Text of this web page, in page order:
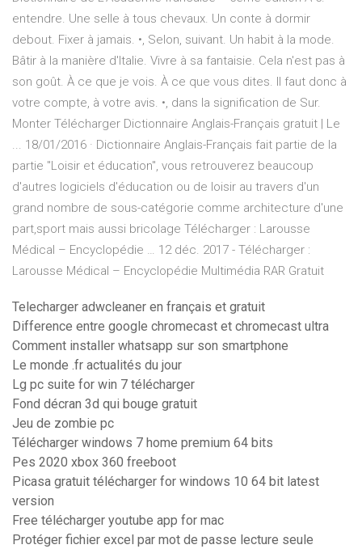
entendre. Une selle à tous chevaux. Un conte à dormir
debout. Fixer à jamais. •, Selon, suivant. Un habit à la mode.
Bâtir à la manière d'Italie. Vivre à sa fantaisie. Cela n'est pas à
son goût. À ce que je vois. À ce que vous dites. Il faut donc à
votre compte, à votre avis. •, dans la signification de Sur.
Monter Télécharger Dictionnaire Anglais-Français gratuit | Le
... 18/01/2016 · Dictionnaire Anglais-Français fait partie de la
partie "Loisir et éducation", vous retrouverez beaucoup
d'autres logiciels d'éducation ou de loisir au travers d'un
grand nombre de sous-catégorie comme architecture d'une
part,sport mais aussi bricolage Télécharger : Larousse
Médical – Encyclopédie … 12 déc. 2017 - Télécharger :
Larousse Médical – Encyclopédie Multimédia RAR Gratuit
Telecharger adwcleaner en français et gratuit
Difference entre google chromecast et chromecast ultra
Comment installer whatsapp sur son smartphone
Le monde .fr actualités du jour
Lg pc suite for win 7 télécharger
Fond décran 3d qui bouge gratuit
Jeu de zombie pc
Télécharger windows 7 home premium 64 bits
Pes 2020 xbox 360 freeboot
Picasa gratuit télécharger for windows 10 64 bit latest
version
Free télécharger youtube app for mac
Protéger fichier excel par mot de passe lecture seule